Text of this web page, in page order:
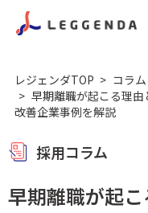
レジェンダTOP
コラム
早期離職が起こる理由
改善企業事例を解説
採用コラム
早期離職が起